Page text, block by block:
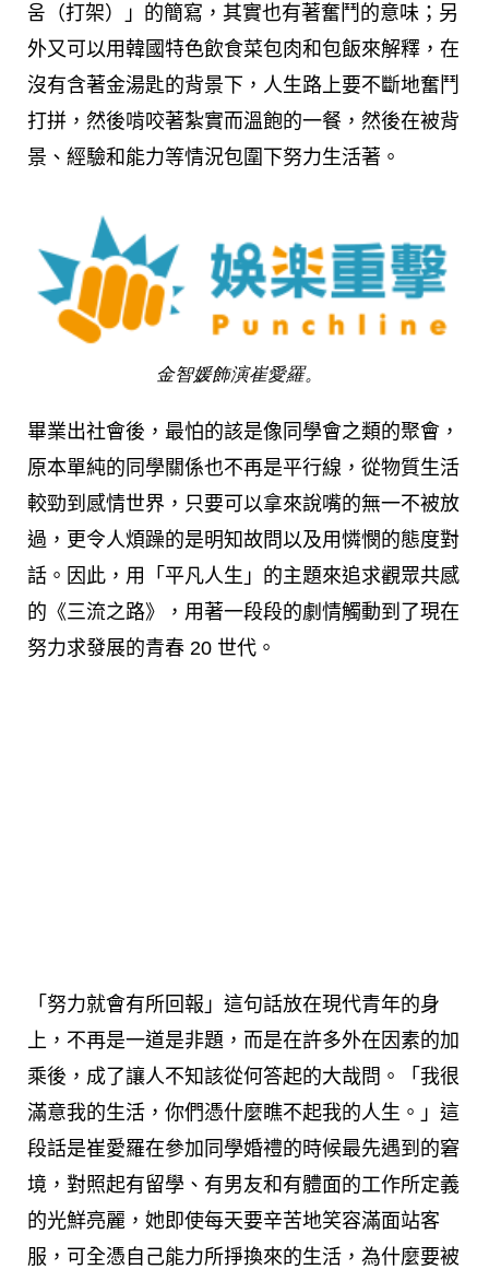
움（打架）」的簡寫，其實也有著奮鬥的意味；另
外又可以用韓國特色飲食菜包肉和包飯來解釋，在
沒有含著金湯匙的背景下，人生路上要不斷地奮鬥
打拼，然後啃咬著紮實而溫飽的一餐，然後在被背
景、經驗和能力等情況包圍下努力生活著。
金智媛飾演崔愛羅。
畢業出社會後，最怕的該是像同學會之類的聚會，
原本單純的同學關係也不再是平行線，從物質生活
較勁到感情世界，只要可以拿來說嘴的無一不被放
過，更令人煩躁的是明知故問以及用憐憫的態度對
話。因此，用「平凡人生」的主題來追求觀眾共感
的《三流之路》，用著一段段的劇情觸動到了現在
努力求發展的青春 20 世代。
「努力就會有所回報」這句話放在現代青年的身
上，不再是一道是非題，而是在許多外在因素的加
乘後，成了讓人不知該從何答起的大哉問。「我很
滿意我的生活，你們憑什麼瞧不起我的人生。」這
段話是崔愛羅在參加同學婚禮的時候最先遇到的窘
境，對照起有留學、有男友和有體面的工作所定義
的光鮮亮麗，她即使每天要辛苦地笑容滿面站客
服，可全憑自己能力所掙換來的生活，為什麼要被